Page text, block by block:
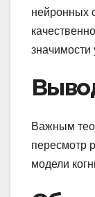
нейронных
значимости
Важным
пересмотр
модели